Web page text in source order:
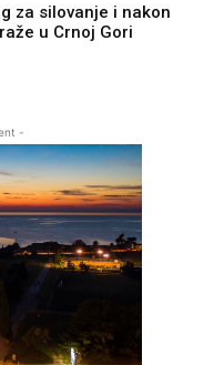
za silovanje i nakon
u Crnoj Gori
-